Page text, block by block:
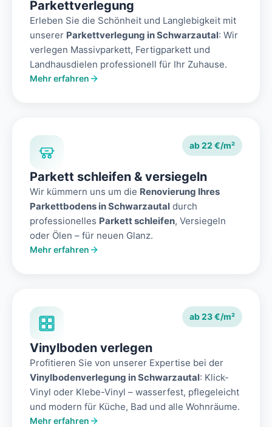
Parkettverlegung
Erleben Sie die Schönheit und Langlebigkeit mit
unserer Parkettverlegung in Schwarzautal: Wir
verlegen Massivparkett, Fertigparkett und
Landhausdielen professionell für Ihr Zuhause.
Mehr erfahren
ab 22 €/m²
Parkett schleifen & versiegeln
Wir kümmern uns um die Renovierung Ihres
Parkettbodens in Schwarzautal durch
professionelles Parkett schleifen, Versiegeln
oder Ölen – für neuen Glanz.
Mehr erfahren
ab 23 €/m²
Vinylboden verlegen
Profitieren Sie von unserer Expertise bei der
Vinylbodenverlegung in Schwarzautal: Klick-
Vinyl oder Klebe-Vinyl – wasserfest, pflegeleicht
und modern für Küche, Bad und alle Wohnräume.
Mehr erfahren